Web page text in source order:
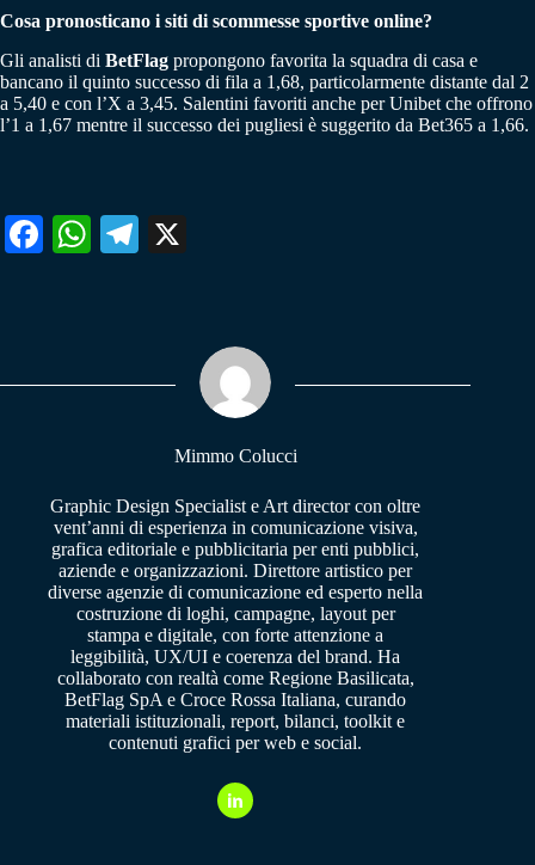
Cosa pronosticano i siti di scommesse sportive online?
Gli analisti di BetFlag propongono favorita la squadra di casa e
bancano il quinto successo di fila a 1,68, particolarmente distante dal 2
a 5,40 e con l’X a 3,45. Salentini favoriti anche per Unibet che offrono
l’1 a 1,67 mentre il successo dei pugliesi è suggerito da Bet365 a 1,66.
Fa W
pp
Te
m
Mimmo Colucci
Graphic Design Specialist e Art director con oltre
vent’anni di esperienza in comunicazione visiva,
grafica editoriale e pubblicitaria per enti pubblici,
aziende e organizzazioni. Direttore artistico per
diverse agenzie di comunicazione ed esperto nella
costruzione di loghi, campagne, layout per
stampa e digitale, con forte attenzione a
leggibilità, UX/UI e coerenza del brand. Ha
collaborato con realtà come Regione Basilicata,
BetFlag SpA e Croce Rossa Italiana, curando
materiali istituzionali, report, bilanci, toolkit e
contenuti grafici per web e social.